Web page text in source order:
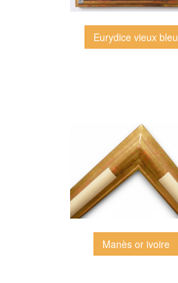
Eurydice vieux bleu
Manès or ivoire